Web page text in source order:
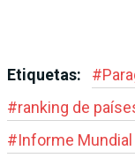
Etiquetas: #
#ranking de
#Informe Mundial